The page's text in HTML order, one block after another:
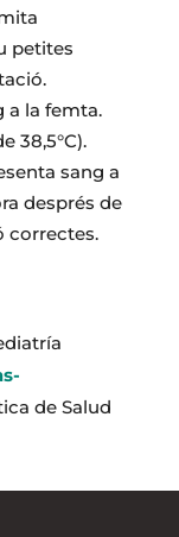
petites
a la femta.
38,5°C).
sang a
després de
correctes.
de Salud